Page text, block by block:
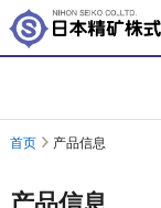
首页 产品信息